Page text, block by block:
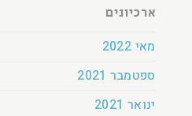
ארכיונים
מאי 2022
ספטמבר 2021
ינואר 2021